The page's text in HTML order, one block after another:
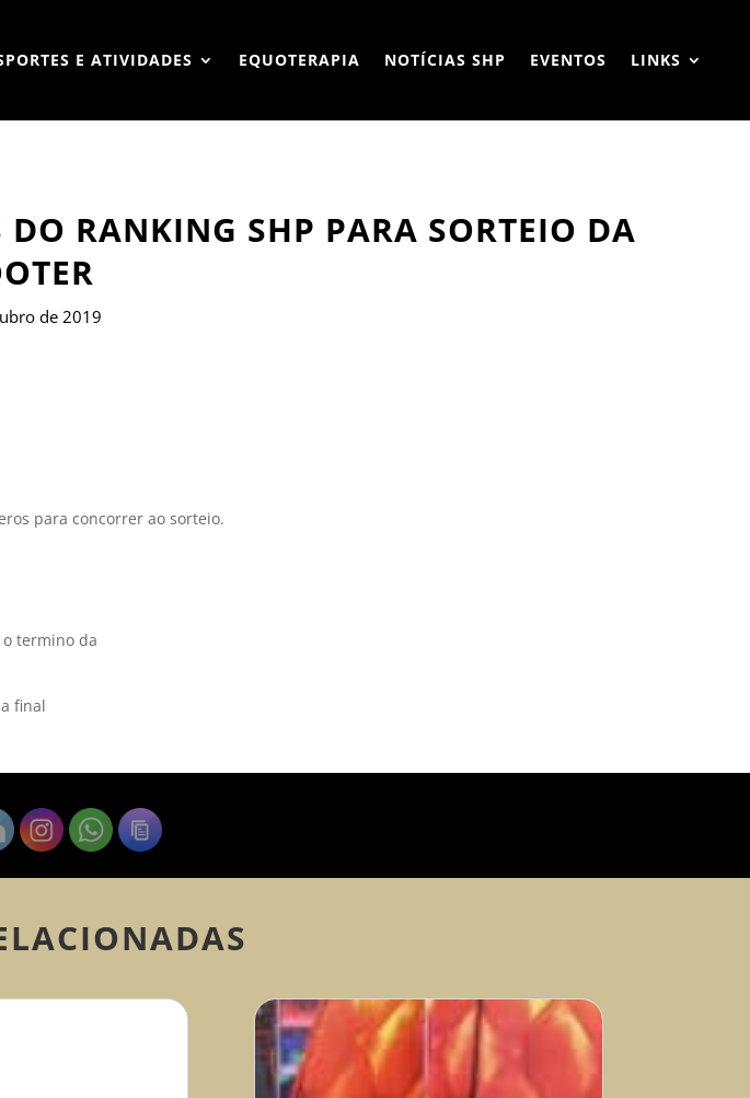
E ATIVIDADES EQUOTERAPIA NOTÍCIAS SHP EVENTOS LINKS
RANKING SHP PARA SORTEIO DA
de 2019
para concorrer ao sorteio.
termino da
final